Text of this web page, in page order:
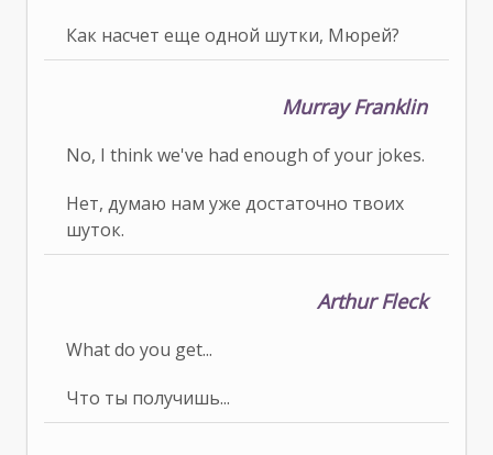
Как насчет еще одной шутки, Мюрей?
Murray Franklin
No, I think we've had enough of your jokes.
Нет, думаю нам уже достаточно твоих
шуток.
Arthur Fleck
What do you get...
Что ты получишь...